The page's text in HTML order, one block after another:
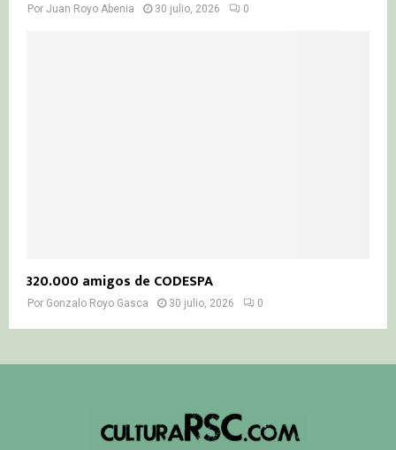
Por Juan Royo Abenia 30 julio, 2026 0
320.000 amigos de CODESPA
Por Gonzalo Royo Gasca 30 julio, 2026 0